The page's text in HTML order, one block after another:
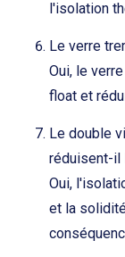
l'isolation
Le verre
Oui, le
float et
Le double
réduisent-il
Oui,
et la